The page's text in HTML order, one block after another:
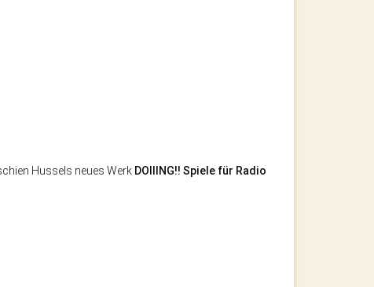
Hussels neues Werk DOIIING!! Spiele für Radio